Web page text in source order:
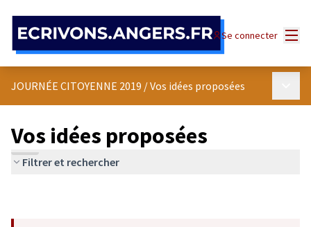
Se connecter
JOURNÉE CITOYENNE 2019 /Vos idées proposées
Vos idées proposées
Filtrer et rechercher